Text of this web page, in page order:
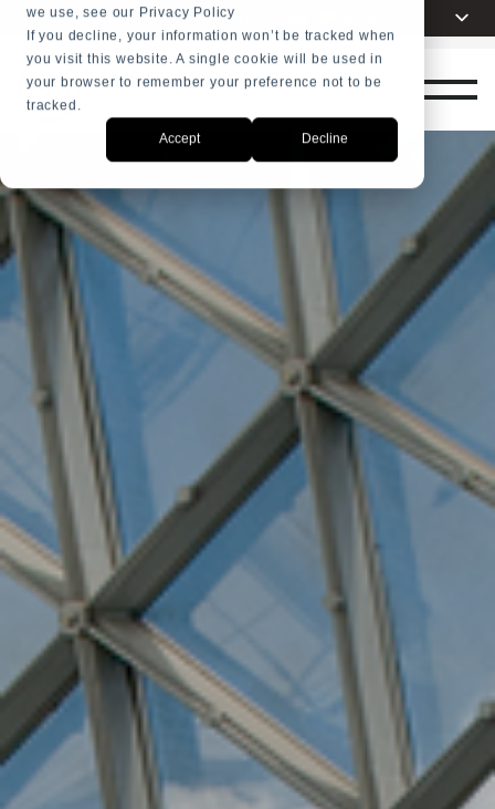
we use, see our Privacy Policy
If you decline, your information won’t be tracked when
you visit this website. A single cookie will be used in
your browser to remember your preference not to be
tracked.
Accept Decline
+31 23 5278282 Elija su idioma
English
French
Indonesia
Turkish
Chinese
SHOP